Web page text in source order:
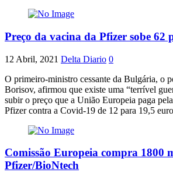
Preço da vacina da Pfizer sobe 62
12 Abril, 2021 Delta Diario 0
O primeiro-ministro cessante da Bulgária, o
Borisov, afirmou que existe uma “terrível
subir o preço que a União Europeia paga
Pfizer contra a Covid-19 de 12 para 19,5
Comissão Europeia compra 1800
Pfizer/BioNtech